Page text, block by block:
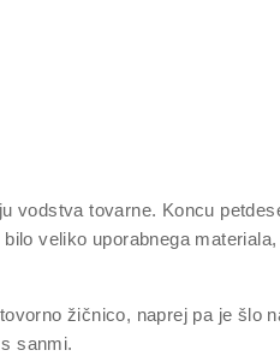
tovarne. Koncu
veliko uporabnega
žičnico, naprej pa je šlo
sanmi.